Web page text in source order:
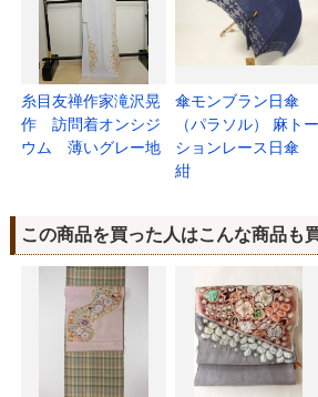
糸目友禅作家滝沢晃
作 訪問着オンシジ
ウム 薄いグレー地
傘モンブラン日傘
（パラソル） 麻トー
ションレース日傘
紺
この商品を買った人はこんな商品も